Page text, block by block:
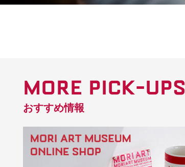
MORE PICK-UPS
おすすめ情報